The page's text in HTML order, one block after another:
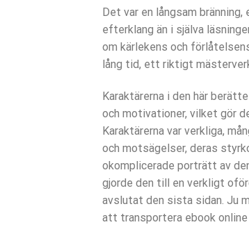
Det var en långsam
efterklang än i själva
om kärlekens och
lång tid, ett riktigt
Karaktärerna i den här
och motivationer, vilket gör
Karaktärerna var verkliga,
och motsägelser, deras
okomplicerade porträtt av
gjorde den till en verkligt
avslutat den sista sidan. Ju
att transportera ebook